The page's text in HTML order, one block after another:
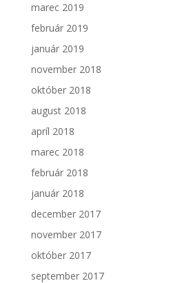
marec 2019
február 2019
január 2019
november 2018
október 2018
august 2018
apríl 2018
marec 2018
február 2018
január 2018
december 2017
november 2017
október 2017
september 2017